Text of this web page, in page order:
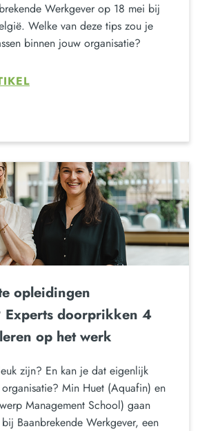
Werkgever op 18 mei bij
Welke van deze tips zou je
binnen jouw organisatie?
opleidingen
Experts doorprikken 4
op het werk
zijn? En kan je dat eigenlijk
Min Huet (Aquafin) en
Management School) gaan
Baanbrekende Werkgever, een